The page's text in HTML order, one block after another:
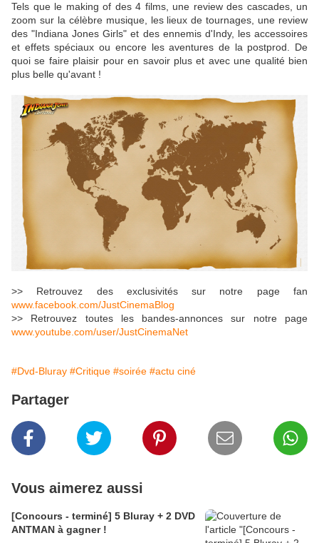
Tels que le making of des 4 films, une review des cascades, un
zoom sur la célèbre musique, les lieux de tournages, une review
des "Indiana Jones Girls" et des ennemis d'Indy, les accessoires
et effets spéciaux ou encore les aventures de la postprod. De
quoi se faire plaisir pour en savoir plus et avec une qualité bien
plus belle qu'avant !
>> Retrouvez des exclusivités sur notre page fan
www.facebook.com/JustCinemaBlog
>> Retrouvez toutes les bandes-annonces sur notre page
www.youtube.com/user/JustCinemaNet
#Dvd-Bluray #Critique #soirée #actu ciné
Partager
Vous aimerez aussi
[Concours - terminé] 5 Bluray + 2 DVD
ANTMAN à gagner !